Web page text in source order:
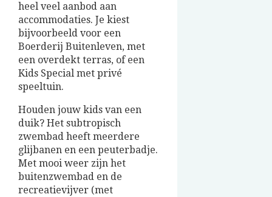
heel veel aanbod aan
accommodaties. Je kiest
bijvoorbeeld voor een
Boerderij Buitenleven, met
een overdekt terras, of een
Kids Special met privé
speeltuin.
Houden jouw kids van een
duik? Het subtropisch
zwembad heeft meerdere
glijbanen en een peuterbadje.
Met mooi weer zijn het
buitenzwembad en de
recreatievijver (met